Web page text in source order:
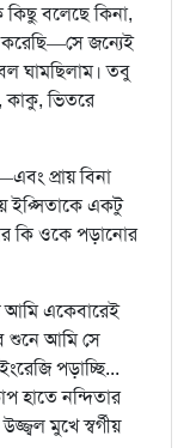
কিছু বলেছে কিনা,
করেছি—সে জন্যেই
ঘামছিলাম। তবু
কাকু, ভিতরে
প্রায় বিনা
ইপ্সিতাকে একটু
কি ওকে পড়ানোর
আমি একেবারেই
শুনে আমি সে
পড়াচ্ছি...
হাতে নন্দিতার
মুখে স্বর্গীয়